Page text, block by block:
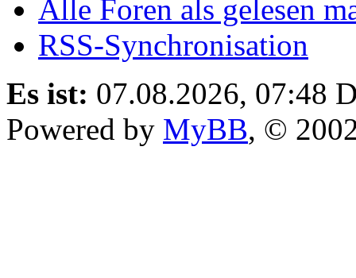
Alle Foren als gelesen
RSS-Synchronisation
Es ist: 07.08.2026, 07:48
Powered by MyBB, ©